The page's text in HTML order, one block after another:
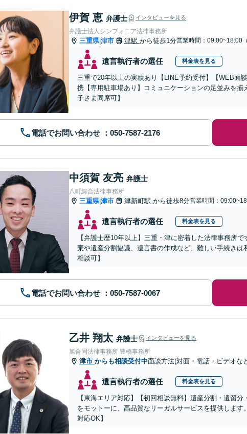
伊賀 恵 弁護士 インタビューを見る
弁護士法人シンフォニア法律事務所
三重県|津市 津駅 から徒歩1分営業時間：09:00~18:00（
遺言執行者の選任 料金表を見る
三重で20年以上の実績あり【LINE予約受付】【WEB面
携【専用駐車場あり】コミュニケーションの足並みを
子さま同席可】
電話でお問い合わせ
中須賀 友亮 弁護士
八町綜合法律事務所
三重県|津市 津新町駅 から徒歩8分営業時間：
遺言執行者の選任 料金表を見る
【弁護士歴10年以上】三重・津に密着した法律事務所
棄や遺産分割協議、遺言書の作成など、難しい手続き
相談可】
電話でお問い合わせ
乙井 翔太 弁護士 インタビューを見る
旭合同法律事務所 豊橋事務所
津市 からも相談受付中面談方法(対面・電話・ビデオな
遺言執行者の選任 料金表を見る
【東海エリア対応】【初回相談無料】遺産分割・遺留
をモットーに、高品質なリーガルサービスを提供しま
対応OK】